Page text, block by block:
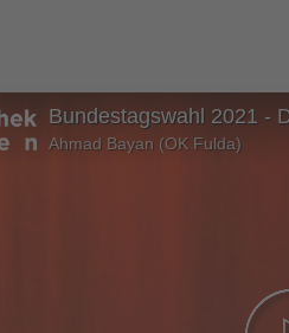
Ahmad Bayan (OK Fulda)